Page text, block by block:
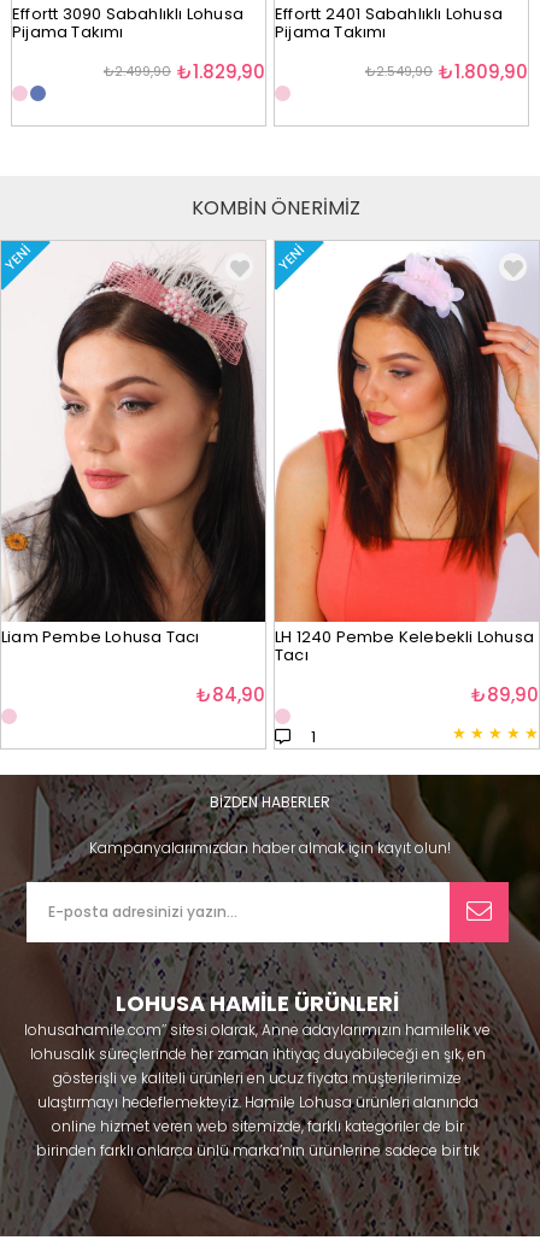
Effortt 3090 Sabahlıklı Lohusa
Pijama Takımı
₺1.829,90
₺2.499,90
Effortt 2401 Sabahlıklı Lohusa
Pijama Takımı
₺1.809,90
₺2.549,90
KOMBİN ÖNERİMİZ
YENI
Liam Pembe Lohusa Tacı
₺84,90
YENI
LH 1240 Pembe Kelebekli Lohusa
Tacı
★ ★ ★ ★ ★
1
₺89,90
BİZDEN HABERLER
Kampanyalarımızdan haber almak için kayıt olun!
LOHUSA HAMİLE ÜRÜNLERİ
lohusahamile.com’’ sitesi olarak, Anne adaylarımızın hamilelik ve
lohusalık süreçlerinde her zaman ihtiyaç duyabileceği en şık, en
gösterişli ve kaliteli ürünleri en ucuz fiyata müşterilerimize
ulaştırmayı hedeflemekteyiz. Hamile Lohusa ürünleri alanında
online hizmet veren web sitemizde, farklı kategoriler de bir
birinden farklı onlarca ünlü marka’nın ürünlerine sadece bir tık
uzaklıkta olacaksınız. Hem hamilelik öncesi hem doğum sonrası
kullanabileceğiniz ürünler ile gebelik döneminizi huzur içinde
geçirmenize yardımcı olmaya çalışmaktayız. Annelerimizin